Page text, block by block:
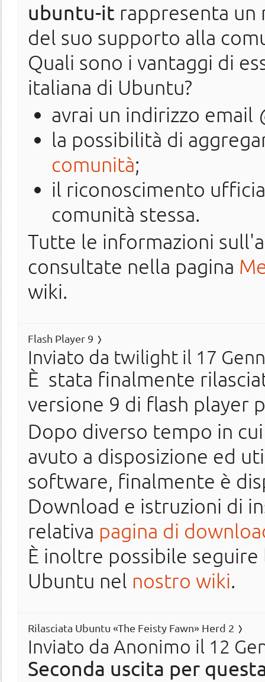
ubuntu-it rappresenta
del suo supporto alla
Quali sono i vantaggi di
italiana di Ubuntu?
avrai un indirizzo email
la possibilità di
comunità;
il riconoscimento
comunità stessa.
Tutte le informazioni
consultate nella pagina
wiki.
Flash Player 9
Inviato da twilight il 17
È stata finalmente
versione 9 di flash player
Dopo diverso tempo in
avuto a disposizione ed
software, finalmente è
Download e istruzioni di
relativa pagina di
È inoltre possibile
Ubuntu nel nostro wiki.
Rilasciata Ubuntu «The Feisty Fawn» Herd 2
Inviato da Anonimo il 12
Seconda uscita per